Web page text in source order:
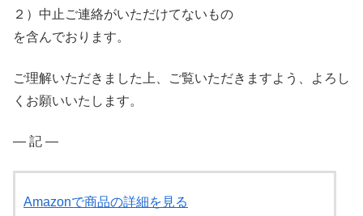
２）中止ご連絡がいただけてないもの
を含んでおります。
ご理解いただきました上、ご覧いただきますよう、よろし
くお願いいたします。
― 記 ―
Amazonで商品の詳細を見る